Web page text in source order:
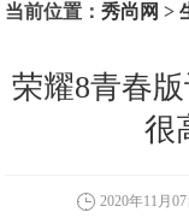
当前位置：秀尚网 >
荣耀8青春
很
2020年11月